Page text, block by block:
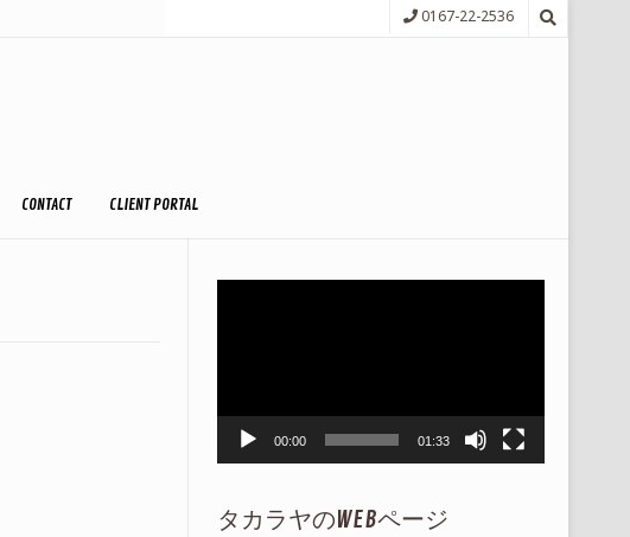
0167-22-2536
CONTACT CLIENT PORTAL
ヤ
00:00 01:33
タカラヤのWEBページ